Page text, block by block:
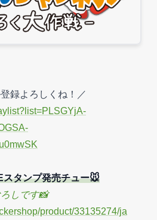
録よろしくね！／
タンプ発売チュー🐭
しです📸
product/33135274/ja